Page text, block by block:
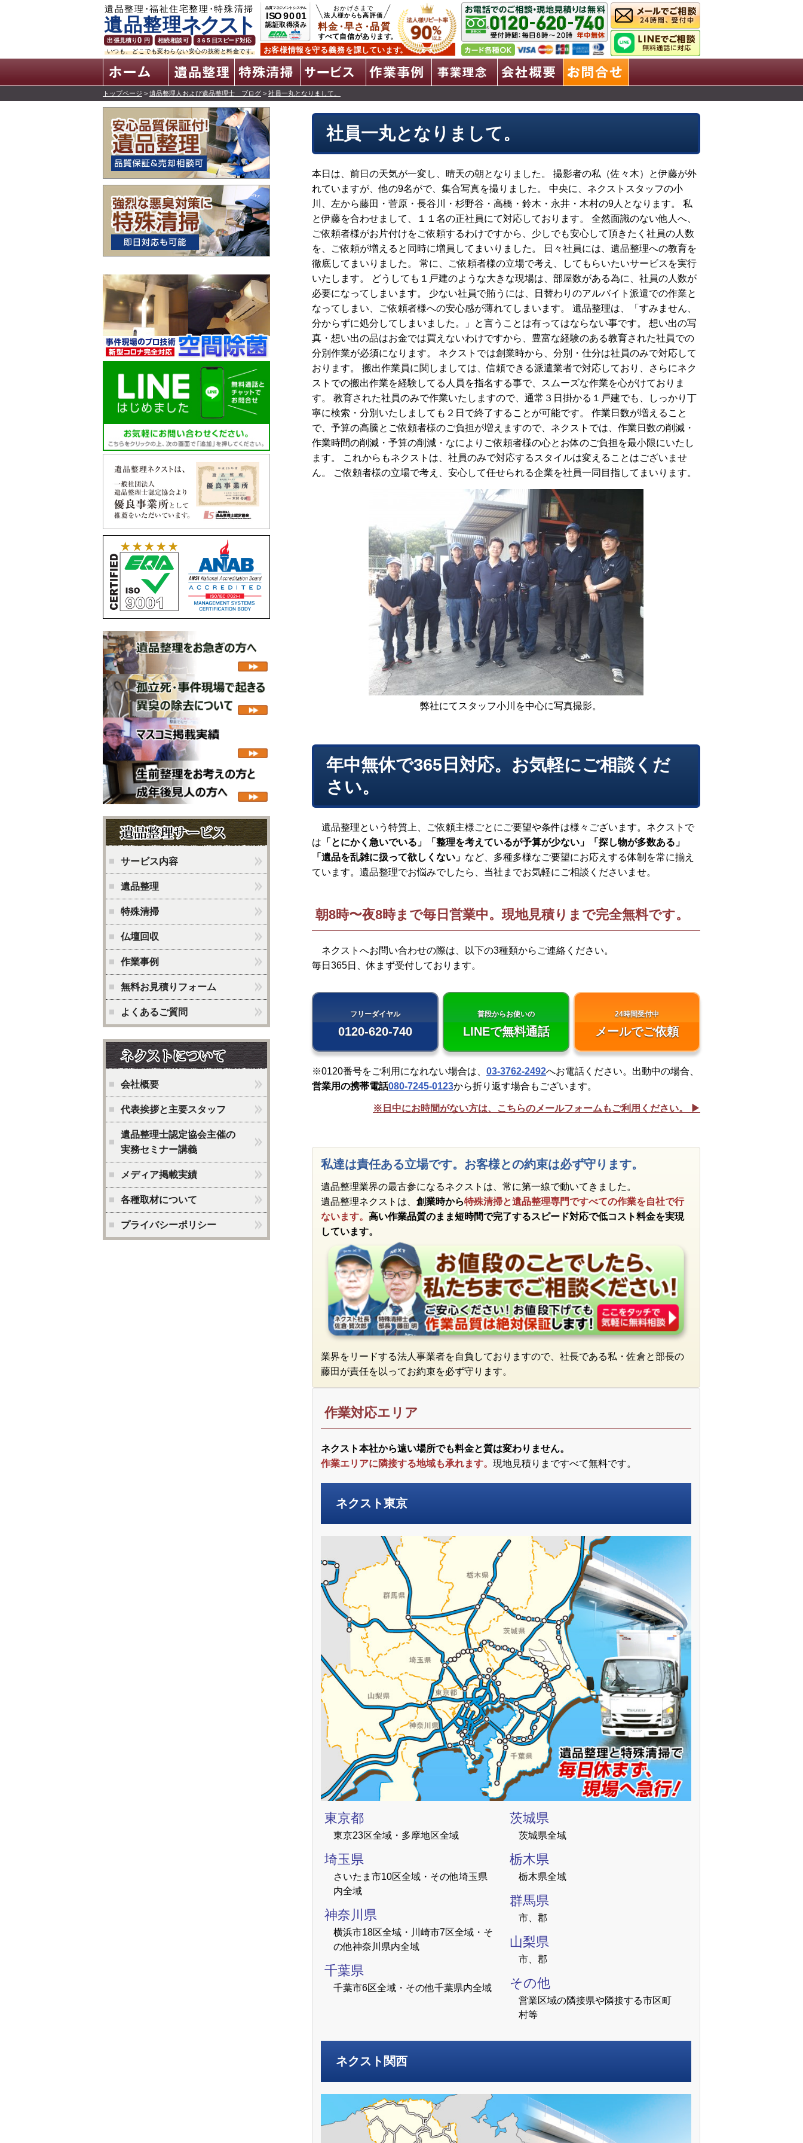
ホーム 遺品整理 特殊清掃 全サービス 作業事例 事業理念 会社概要
トップページ > 遺品整理人および遺品整理士 ブログ > 社員一丸となりまして。
社員一丸となりまして。
本日は、前日の天気が一変し、晴天の朝となりました。 撮影者の私（佐々木）と伊藤が外
れていますが、他の9名がで、集合写真を撮りました。 中央に、ネクストスタッフの小
川、左から藤田・菅原・長谷川・杉野谷・高橋・鈴木・永井・木村の9人となります。 私
と伊藤を合わせまして、１１名の正社員にて対応しております。 全然面識のない他人へ、
ご依頼者様がお片付けをご依頼するわけですから、少しでも安心して頂きたく社員の人数
を、ご依頼が増えると同時に増員してまいりました。 日々社員には、遺品整理への教育を
徹底してまいりました。 常に、ご依頼者様の立場で考え、してもらいたいサービスを実行
いたします。 どうしても１戸建のような大きな現場は、部屋数がある為に、社員の人数が
必要になってしまいます。 少ない社員で賄うには、日替わりのアルバイト派遣での作業と
なってしまい、ご依頼者様への安心感が薄れてしまいます。 遺品整理は、「すみません、
分からずに処分してしまいました。」と言うことは有ってはならない事です。 想い出の写
真・想い出の品はお金では買えないわけですから、豊富な経験のある教育された社員での
分別作業が必須になります。 ネクストでは創業時から、分別・仕分は社員のみで対応して
おります。 搬出作業員に関しましては、信頼できる派遣業者で対応しており、さらにネク
ストでの搬出作業を経験してる人員を指名する事で、スムーズな作業を心がけておりま
す。 教育された社員のみで作業いたしますので、通常３日掛かる１戸建でも、しっかり丁
寧に検索・分別いたしましても２日で終了することが可能です。 作業日数が増えること
で、予算の高騰とご依頼者様のご負担が増えますので、ネクストでは、作業日数の削減・
作業時間の削減・予算の削減・なによりご依頼者様の心とお体のご負担を最小限にいたし
ます。 これからもネクストは、社員のみで対応するスタイルは変えることはございませ
ん。 ご依頼者様の立場で考え、安心して任せられる企業を社員一同目指してまいります。
弊社にてスタッフ小川を中心に写真撮影。
年中無休で365日対応。お気軽にご相談くだ
さい。
遺品整理という特質上、ご依頼主様ごとにご要望や条件は様々ございます。ネクストで
は 「とにかく急いでいる」「整理を考えているが予算が少ない」「探し物が多数ある」
「遺品を乱雑に扱って欲しくない」 など、多種多様なご要望にお応えする体制を常に揃え
ています。遺品整理でお悩みでしたら、当社までお気軽にご相談くださいませ。
朝8時〜夜8時まで毎日営業中。現地見積りまで完全無料です。
ネクストへお問い合わせの際は、以下の3種類からご連絡ください。
毎日365日、休まず受付しております。
フリーダイヤル
0120-620-740
普段からお使いの
LINEで無料通話
24時間受付中
メールでご依頼
※0120番号をご利用になれない場合は、 03-3762-2492へお電話ください。出動中の場合、
営業用の携帯電話080-7245-0123から折り返す場合もございます。
※日中にお時間がない方は、こちらのメールフォームもご利用ください。 ▶︎
私達は責任ある立場です。お客様との約束は必ず守ります。
遺品整理業界の最古参になるネクストは、常に第一線で動いてきました。
遺品整理ネクストは、 創業時から特殊清掃と遺品整理専門ですべての作業を自社で行
ないます。 高い作業品質のまま短時間で完了するスピード対応で低コスト料金を実現
しています。
業界をリードする法人事業者を自負しておりますので、社長である私・佐倉と部長の
藤田が責任を以ってお約束を必ず守ります。
作業対応エリア
ネクスト本社から遠い場所でも料金と質は変わりません。
作業エリアに隣接する地域も承れます。 現地見積りまですべて無料です。
ネクスト東京
東京都
東京23区全域・多摩地区全域
埼玉県
さいたま市10区全域・その他埼玉県
内全域
神奈川県
横浜市18区全域・川崎市7区全域・そ
の他神奈川県内全域
千葉県
千葉市6区全域・その他千葉県内全域
茨城県
茨城県全域
栃木県
栃木県全域
群馬県
市、郡
山梨県
市、郡
その他
営業区域の隣接県や隣接する市区町
村等
ネクスト関西
ネクストのサービス
サービス内容
遺品整理
特殊清掃
仏壇回収
作業事例
無料お見積りフォーム
よくあるご質問
遺品整理ネクストについて
会社概要
代表挨拶と主要スタッフ
遺品整理士認定協会主催の
実務セミナー講義
メディア掲載実績
各種取材について
プライバシーポリシー